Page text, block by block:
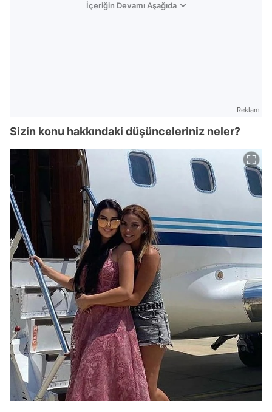
İçeriğin Devamı Aşağıda
Reklam
Sizin konu hakkındaki düşünceleriniz neler?